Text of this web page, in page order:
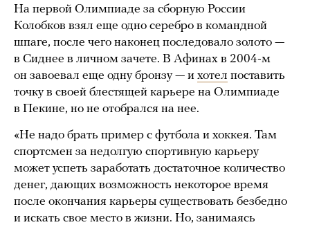
На первой Олимпиаде за сборную России
Колобков взял еще одно серебро в командной
шпаге, после чего наконец последовало золото —
в Сиднее в личном зачете. В Афинах в 2004-м
он завоевал еще одну бронзу — и хотел поставить
точку в своей блестящей карьере на Олимпиаде
в Пекине, но не отобрался на нее.
«Не надо брать пример с футбола и хоккея. Там
спортсмен за недолгую спортивную карьеру
может успеть заработать достаточное количество
денег, дающих возможность некоторое время
после окончания карьеры существовать безбедно
и искать свое место в жизни. Но, занимаясь